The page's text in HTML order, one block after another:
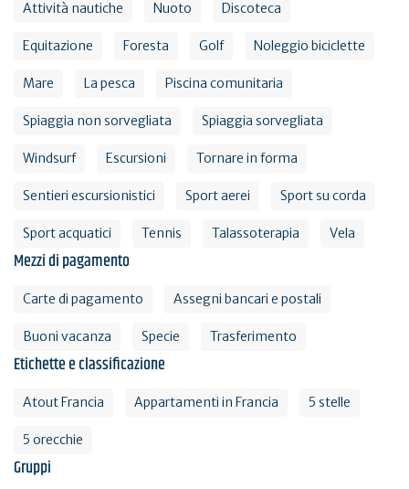
Attività nautiche Nuoto Discoteca
Equitazione Foresta Golf Noleggio biciclette
Mare La pesca Piscina comunitaria
Spiaggia non sorvegliata Spiaggia sorvegliata
Windsurf Escursioni Tornare in forma
Sentieri escursionistici Sport aerei Sport su corda
Sport acquatici Tennis Talassoterapia Vela
Mezzi di pagamento
Carte di pagamento Assegni bancari e postali
Buoni vacanza Specie Trasferimento
Etichette e classificazione
Atout Francia Appartamenti in Francia 5 stelle
5 orecchie
Gruppi